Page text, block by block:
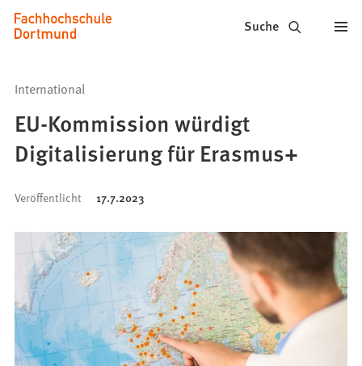
Inhalt anspringen
Fachhochschule
Dortmund
-
Studium,
Studiengänge,
Bewerbung
Suche
International
EU-Kommission würdigt
Digitalisierung für Erasmus+
Veröffentlicht 17.7.2023